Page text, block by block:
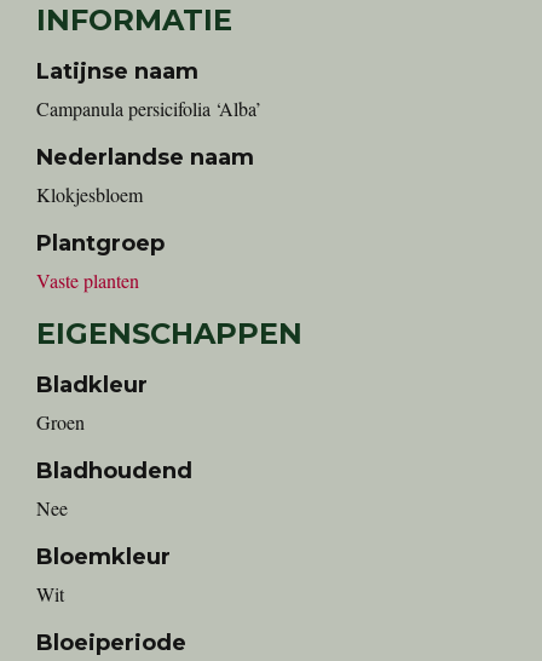
INFORMATIE
Latijnse naam
Campanula persicifolia ‘Alba’
Nederlandse naam
Klokjesbloem
Plantgroep
Vaste planten
EIGENSCHAPPEN
Bladkleur
Groen
Bladhoudend
Nee
Bloemkleur
Wit
Bloeiperiode